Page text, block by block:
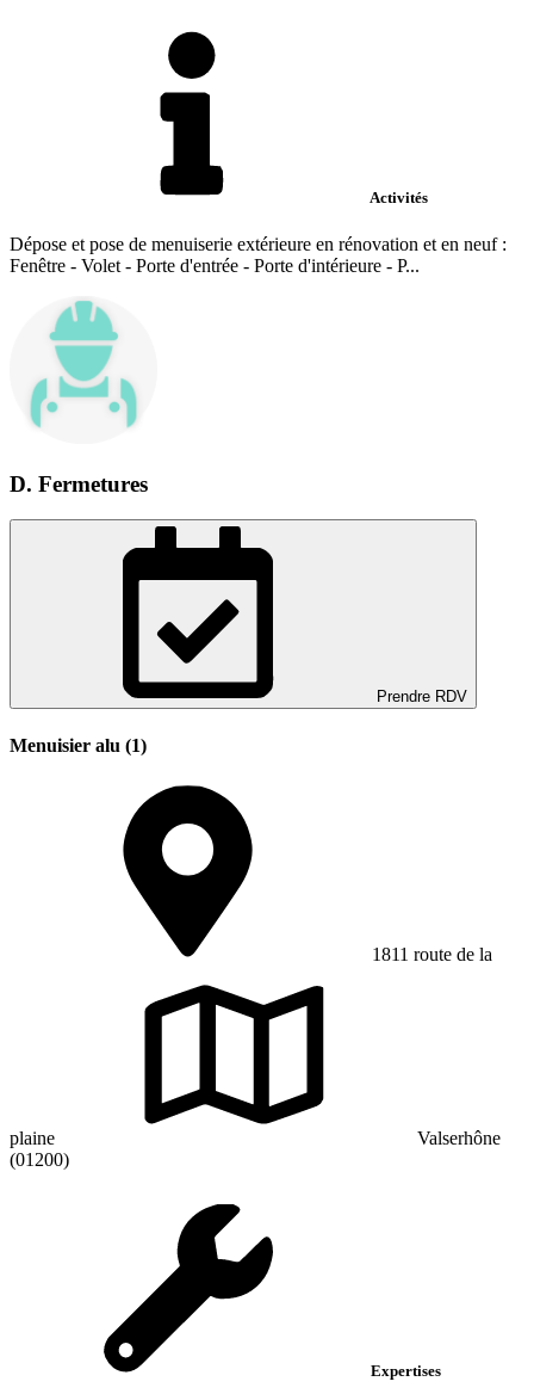
Activités
Dépose et pose de menuiserie extérieure en rénovation et en neuf :
Fenêtre - Volet - Porte d'entrée - Porte d'intérieure - P...
D. Fermetures
Prendre RDV
Menuisier alu (1)
1811 route de la
plaine
Valserhône
(01200)
Expertises